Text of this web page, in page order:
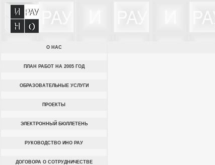
О НАС
ПЛАН РАБОТ НА 2005 ГОД
ОБРАЗОВАТЕЛЬНЫЕ УСЛУГИ
ПРОЕКТЫ
ЭЛЕКТРОННЫЙ БЮЛЛЕТЕНЬ
РУКОВОДСТВО ИНО РАУ
ДОГОВОРА О СОТРУДНИЧЕСТВЕ